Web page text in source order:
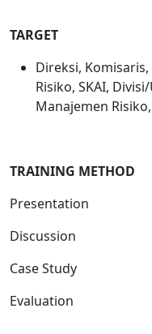
TARGET
Direksi,
Risiko, SKAI,
Manajemen
TRAINING METHOD
Presentation
Discussion
Case Study
Evaluation